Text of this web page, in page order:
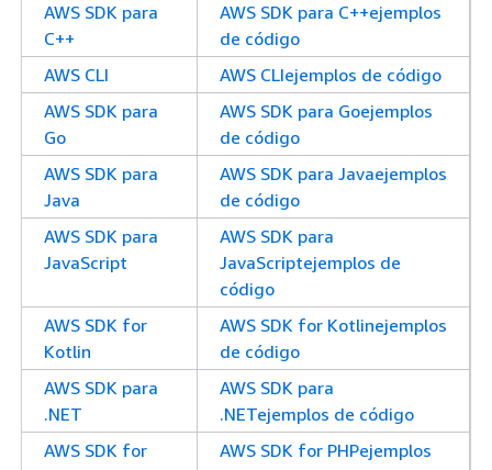
AWS SDK para
C++
AWS SDK para C++ejemplos
de código
AWS CLI
AWS CLIejemplos de código
AWS SDK para
Go
AWS SDK para Goejemplos
de código
AWS SDK para
Java
AWS SDK para Javaejemplos
de código
AWS SDK para
JavaScript
AWS SDK para
JavaScriptejemplos de
código
AWS SDK for
Kotlin
AWS SDK for Kotlinejemplos
de código
AWS SDK para
.NET
AWS SDK para
.NETejemplos de código
AWS SDK for
AWS SDK for PHPejemplos